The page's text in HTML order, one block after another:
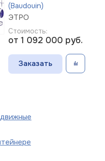
(Baudouin)
ЭТРО
Стоимость:
от 1 092 000 руб.
Заказать
движные